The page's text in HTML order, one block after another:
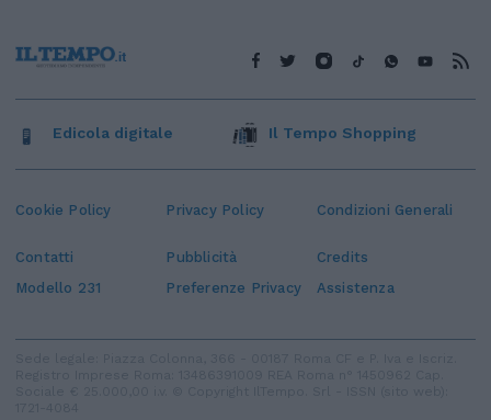
Cookie Policy Privacy Policy Condizioni Generali
Contatti Pubblicità
Credits
Modello 231
Preferenze Privacy Assistenza
Edicola digitale Il Tempo Shopping